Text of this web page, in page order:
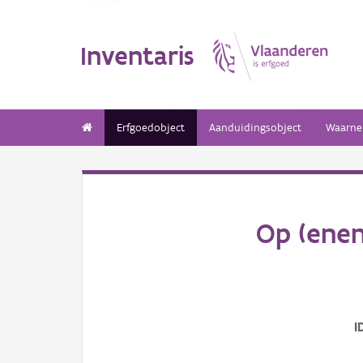
Inventaris
Erfgoedobject Aanduidingsobject
Op